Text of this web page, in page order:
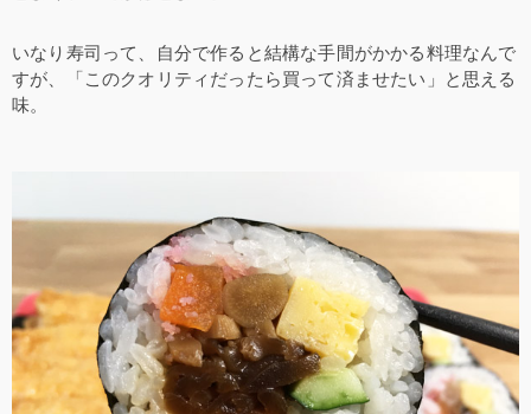
いなり寿司って、自分で作ると結構な手間がかかる料理なんで
すが、「このクオリティだったら買って済ませたい」と思える
味。